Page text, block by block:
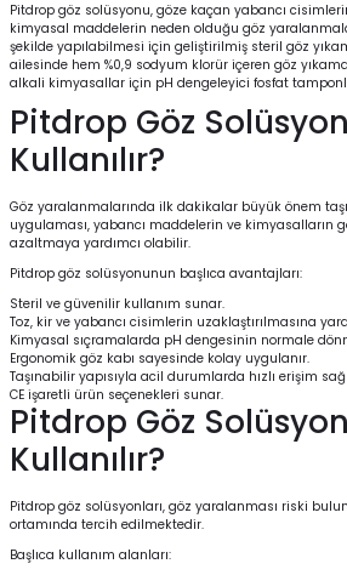
Pitdrop göz solüsyonu, göze kaçan yabancı
kimyasal maddelerin neden olduğu göz
şekilde yapılabilmesi için geliştirilmiş steril göz
ailesinde hem %0,9 sodyum klorür içeren göz
alkali kimyasallar için pH dengeleyici fosfat
Pitdrop Göz
Kullanılır?
Göz yaralanmalarında ilk dakikalar büyük önem
uygulaması, yabancı maddelerin ve kimyasalların
azaltmaya yardımcı olabilir.
Pitdrop göz solüsyonunun başlıca avantajları:
Steril ve güvenilir kullanım sunar.
Toz, kir ve yabancı cisimlerin uzaklaştırılmasına
Kimyasal sıçramalarda pH dengesinin normale
Ergonomik göz kabı sayesinde kolay uygulanır.
Taşınabilir yapısıyla acil durumlarda hızlı erişim
CE işaretli ürün seçenekleri sunar.
Pitdrop Göz
Kullanılır?
Pitdrop göz solüsyonları, göz yaralanması riski
ortamında tercih edilmektedir.
Başlıca kullanım alanları: